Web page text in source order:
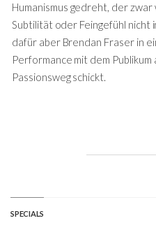
Humanismus gedreht, der zwar
Subtilität oder Feingefühl nicht
dafür aber Brendan Fraser in
Performance mit dem
Passionsweg schickt.
SPECIALS